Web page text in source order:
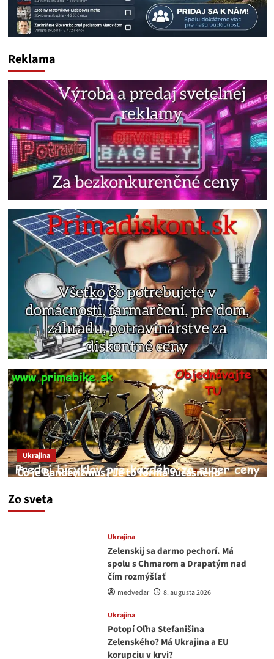
Reklama
Zo sveta
Ukrajina
Čo je Banderizmus? Je to forma súčasného
feren
Ukrajina
Zelenskij sa darmo pechorí. Má
spolu s Chmarom a Drapatým nad
čím rozmýšľať
medvedar 8. augusta 2026
Ukrajina
Potopí Oľha Stefanišina
Zelenského? Má Ukrajina a EU
korupciu v krvi?